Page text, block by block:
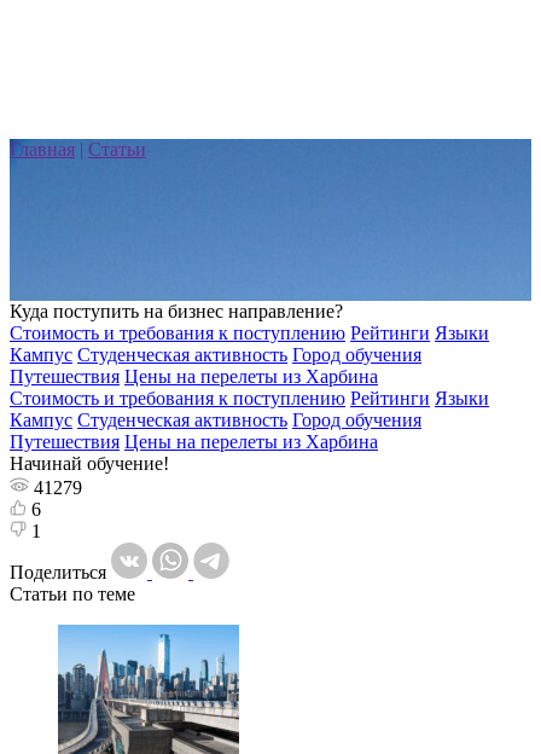
Главная | Статьи
Куда поступить на бизнес направление?
Стоимость и требования к поступлению Рейтинги Языки
Кампус Студенческая активность Город обучения
Путешествия Цены на перелеты из Харбина
Стоимость и требования к поступлению Рейтинги Языки
Кампус Студенческая активность Город обучения
Путешествия Цены на перелеты из Харбина
Начинай обучение!
41279
6
1
Поделиться
Статьи по теме